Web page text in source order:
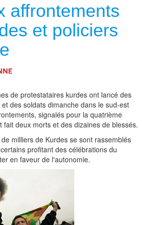
affrontements
et policiers
de protestataires kurdes ont lancé des
des soldats dimanche dans le sud-est
signalés pour la quatrième
fait deux morts et des dizaines de blessés.
milliers de Kurdes se sont rassemblés
profitant des célébrations du
en faveur de l'autonomie.